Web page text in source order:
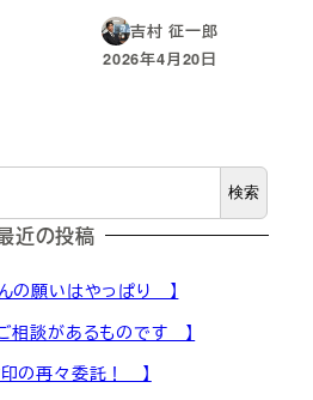
吉村 征一郎
投稿日
2026年4月20日
検索
近の投稿
の願いはやっぱり 】
相談があるものです 】
の再々委託！ 】